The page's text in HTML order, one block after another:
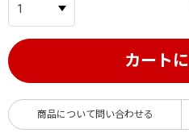
カート
商品について問い合わせる